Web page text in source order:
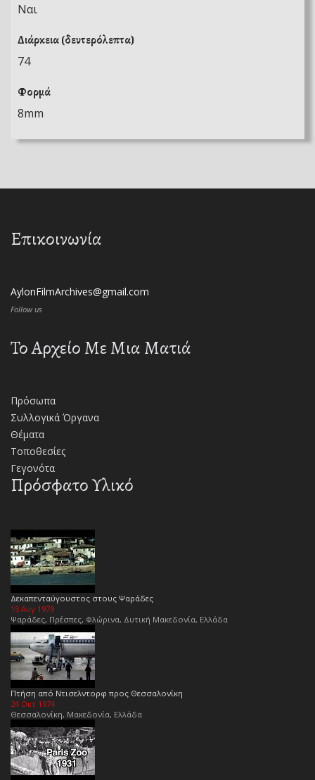
Ναι
Διάρκεια (δευτερόλεπτα)
74
Φορμά
8mm
Επικοινωνία
AylonFilmArchives@gmail.com
Follow us
Το Αρχείο Με Μια Ματιά
Πρόσωπα
Συλλογικά Όργανα
Θέματα
Τοποθεσίες
Γεγονότα
Πρόσφατο Υλικό
Δεκαπενταύγουστος στους Ψαράδες
15 Αυγ 1979
Ψαράδες, Πρέσπες, Φλώρινα, Δυτική Μακεδονία, Ελλάδα
Πτήση από Ντισελντορφ προς Θεσσαλονίκη
24 Οκτ 1974
Θεσσαλονίκη, Μακεδονία, Ελλάδα